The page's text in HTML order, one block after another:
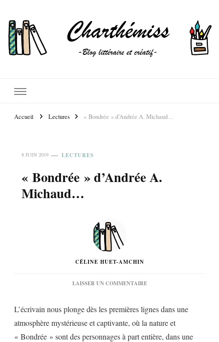
Accueil Lectures « Bondrée » d’Andrée A. Michaud…
8 JUIN 2019 LECTURES
« Bondrée » d’Andrée A.
Michaud…
CÉLINE HUET-AMCHIN
LAISSER UN COMMENTAIRESUR
A.
L’écrivain nous plonge dès les premières lignes dans une
atmosphère mystérieuse et captivante, où la nature et
« Bondrée » sont des personnages à part entière, dans une